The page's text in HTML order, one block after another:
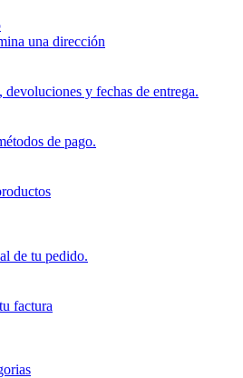
una dirección
devoluciones y fechas de entrega.
de pago.
de tu pedido.
factura